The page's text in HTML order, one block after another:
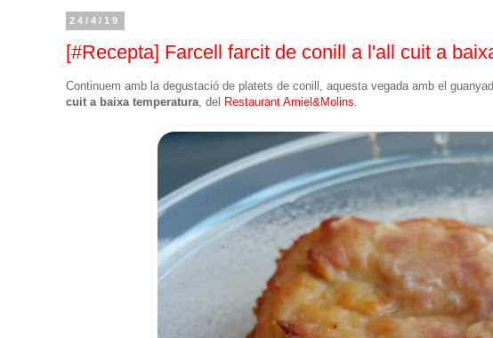
24/4/19
[#Recepta] Farcell farcit de conill a l'all cuit a
Continuem amb la degustació de platets de conill, aquesta vegada amb el
cuit a baixa temperatura, del Restaurant Amiel&Molins.